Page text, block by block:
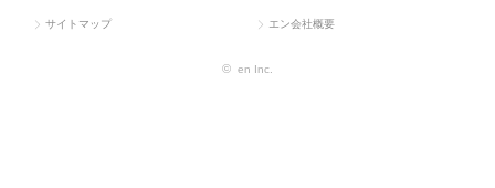
サイトマップ エン会社概要
© en Inc.